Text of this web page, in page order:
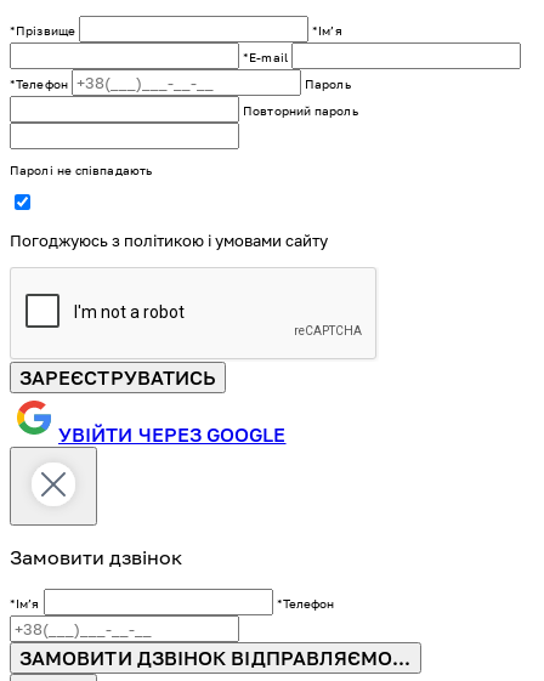
*Прізвище
*Імʼя
*E-mail
*Телефон
Пароль
Повторний пароль
Паролі не співпадають
Погоджуюсь з політикою і умовами сайту
ЗАРЕЄСТРУВАТИСЬ
УВІЙТИ ЧЕРЕЗ GOOGLE
Замовити дзвінок
*Імʼя *Телефон
ЗАМОВИТИ ДЗВІНОК ВІДПРАВЛЯЄМО...